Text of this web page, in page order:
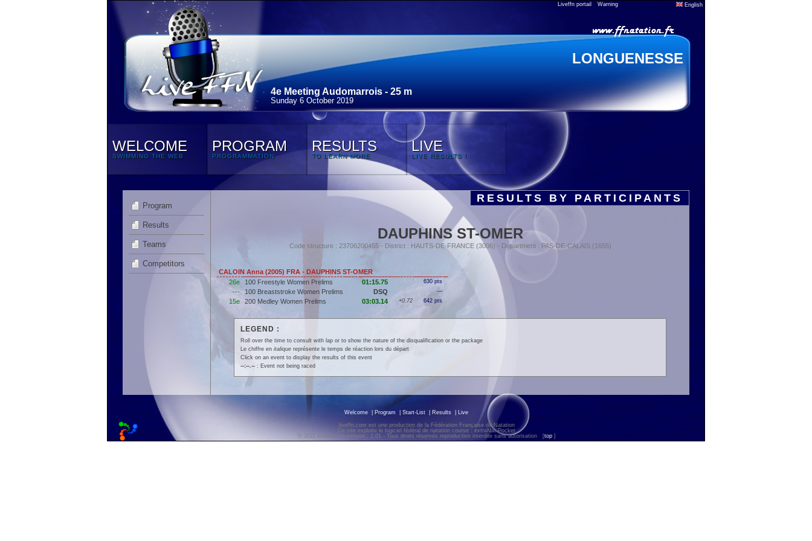
Liveffn portail Warning English
LONGUENESSE
4e Meeting Audomarrois - 25 m
Sunday 6 October 2019
WELCOME
SWIMMING THE WEB
PROGRAM
PROGRAMMATION
RESULTS
TO LEARN MORE
LIVE
LIVE RESULTS !
Program
Results
Teams
Competitors
RESULTS BY PARTICIPANTS
DAUPHINS ST-OMER
Code structure : 23706200455 - District : HAUTS-DE-FRANCE (3006) - Department : PAS-DE-CALAIS (1655)
CALOIN Anna (2005) FRA - DAUPHINS ST-OMER
26e
100 Freestyle Women Prelims 01:15.75 630 pts
--- 100 Breaststroke Women Prelims DSQ ---
15e 200 Medley Women Prelims 03:03.14 +0.72 642 pts
LEGEND :
Roll over the time to consult with lap or to show the nature of the disqualification or the package
Le chiffre en italiquereprésente le temps de réaction lors du départ
Click on an event to display the results of this event
--:--.--: Event not being raced
Welcome Program Start-List Results Live
liveffn.com est une production de la Fédération Française de Natation
Ce site exploite le logiciel fédéral de natation course : extraNat-Pocket
© 2011 liveffn.com version : 2.01 - Tous droits réservés reproduction interdite sans autorisation
[top ]